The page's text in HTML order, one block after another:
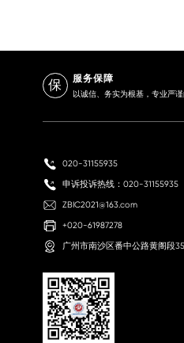
保 服务保障
以诚信、务实为根基，专业严
020-31155935
申诉投诉热线：020-31155935
ZBIC2021@163.com
+020-61987278
广州市南沙区番中公路黄阁段